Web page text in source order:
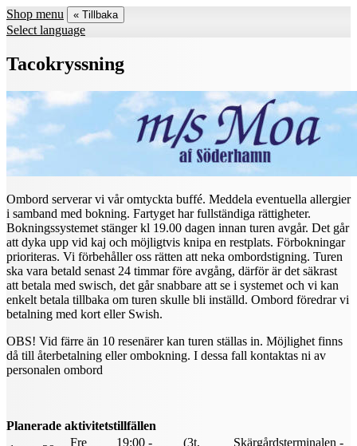
Shop menu « Tillbaka
Select language
Tacokryssning
Ombord serverar vi vår omtyckta buffé. Meddela eventuella allergier
i samband med bokning. Fartyget har fullständiga rättigheter.
Bokningssystemet stänger kl 19.00 dagen innan turen avgår. Det går
att dyka upp vid kaj och möjligtvis knipa en restplats. Förbokningar
prioriteras. Vi förbehåller oss rätten att neka ombordstigning. Turen
ska vara betald senast 24 timmar före avgång, därför är det säkrast
att betala med swisch, det går snabbare att se i systemet och vi kan
enkelt betala tillbaka om turen skulle bli inställd. Ombord föredrar vi
betalning med kort eller Swish.
OBS! Vid färre än 10 resenärer kan turen ställas in. Möjlighet finns
då till återbetalning eller ombokning. I dessa fall kontaktas ni av
personalen ombord
Planerade aktivitetstillfällen
Fre
19:00 -
(3t,
Skärgårdsterminalen -